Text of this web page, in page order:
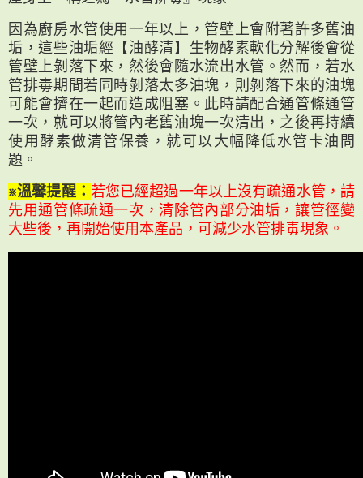
因為廚房水管使用一年以上，管壁上會附著許多舊油
垢，這些油垢經【油酵清】生物酵素軟化分解後會從
管壁上剝落下來，然後會隨水流出水管。然而，若水
管排毒期間若同時剝落太多油塊，則剝落下來的油塊
可能會擠在一起而造成阻塞。此時請配合通管條通管
一次，就可以將管內老舊油塊一次清出，之後再持續
使用酵素做清管保養，就可以大幅降低水管卡油問
題。
※溫馨提醒： 若您已經超過一年以上沒有疏通水管，請
先用通管條疏通一次，清除管內部分油垢，讓管徑變
大些後，再開始使用本產品，可減少水管排毒現象。